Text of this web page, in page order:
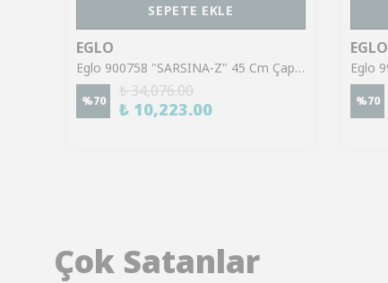
SEPETE EKLE
EGLO
Eglo 900758 "SARSINA-Z" 45 Cm Çapında Alüminyum, Çelik Beyaz Led Panel
%70
₺ 34,076.00
₺ 10,223.00
EGLO
%70
Çok Satanlar